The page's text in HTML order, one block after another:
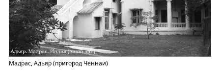
Мадрас, Адьяр (пригород Ченнаи)